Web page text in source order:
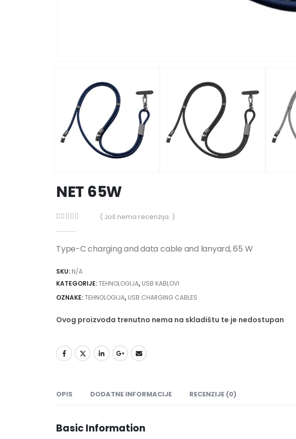
NET 65W
( Još nema recenzija. )
Type-C charging and data cable and lanyard, 65 W
SKU: N/A
KATEGORIJE:TEHNOLOGIJA, USB KABLOVI
OZNAKE:TEHNOLOGIJA, USB CHARGING CABLES
Ovog proizvoda trenutno nema na skladištu te je nedostupan
OPIS DODATNE INFORMACIJE RECENZIJE (0)
Basic Information